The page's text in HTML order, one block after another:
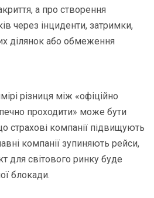
а про створення
через інциденти, затримки,
ділянок або обмеження
різниця між «офіційно
проходити» може бути
страхові компанії підвищують
компанії зупиняють рейси,
для світового ринку буде
блокади.